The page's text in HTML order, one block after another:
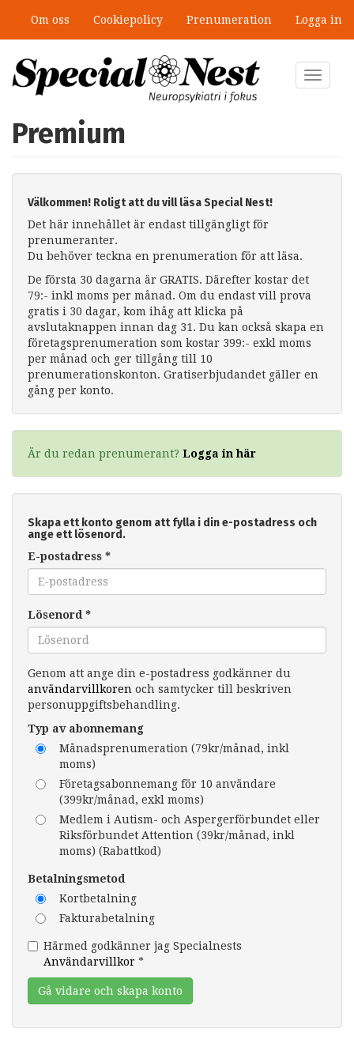
huvudinnehåll
Om oss Cookiepolicy Prenumeration Logga in
Toggle
Premium
Välkommen! Roligt att du vill läsa Special Nest!
Det här innehållet är endast tillgängligt för
prenumeranter.
Du behöver teckna en prenumeration för att läsa.
De första 30 dagarna är GRATIS. Därefter kostar det
79:- inkl moms per månad. Om du endast vill prova
gratis i 30 dagar, kom ihåg att klicka på
avslutaknappen innan dag 31. Du kan också skapa en
företagsprenumeration som kostar 399:- exkl moms
per månad och ger tillgång till 10
prenumerationskonton. Gratiserbjudandet gäller en
gång per konto.
Är du redan prenumerant? Logga in här
Skapa ett konto genom att fylla i din e-postadress och
ange ett lösenord.
E-postadress *
Lösenord *
Genom att ange din e-postadress godkänner du
användarvillkoren och samtycker till beskriven
personuppgiftsbehandling.
Typ av abonnemang
Månadsprenumeration (79kr/månad, inkl
moms)
Företagsabonnemang för 10 användare
(399kr/månad, exkl moms)
Medlem i Autism- och Aspergerförbundet eller
Riksförbundet Attention (39kr/månad, inkl
moms) (Rabattkod)
Betalningsmetod
Kortbetalning
Fakturabetalning
Härmed godkänner jag Specialnests
Användarvillkor *
Gå vidare och skapa konto